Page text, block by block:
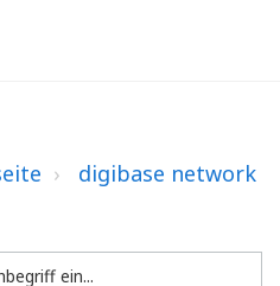
digibase network